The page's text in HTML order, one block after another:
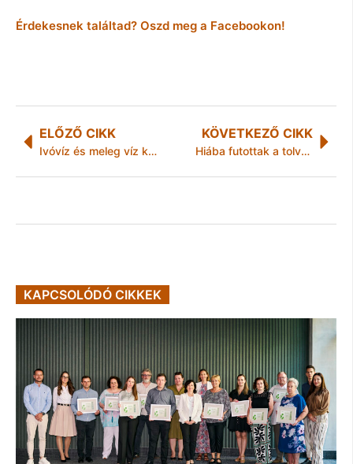
Érdekesnek találtad? Oszd meg a Facebookon!
ELŐZŐ CIKK
Ivóvíz és meleg víz korlátozás a miskolci Szilvás utca 2 alatt
KÖVETKEZŐ CIKK
Hiába futottak a tolvajok
KAPCSOLÓDÓ CIKKEK